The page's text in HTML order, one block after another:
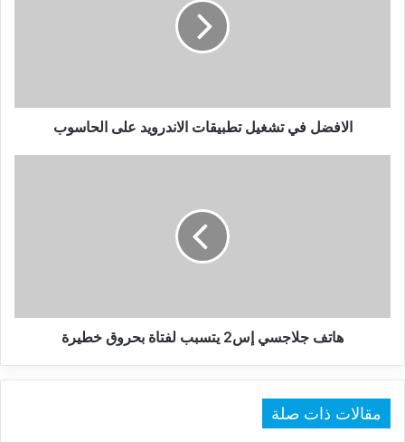
الافضل في تشغيل تطبيقات الاندرويد على الحاسوب
هاتف جلاجسي إس2 يتسبب لفتاة بحروق خطيرة
مقالات ذات صلة